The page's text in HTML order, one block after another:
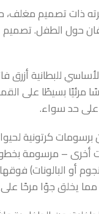
ذات تصميم
حول الطفل. تصميم
للبطانية
بسيطًا على
على حد سواء.
كرتونية
أخرى – مرسومة
أو
مما يخلق جوًا مرحًا